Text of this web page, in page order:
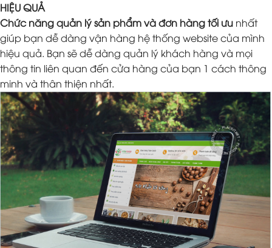
HIỆU QUẢ
Chức năng quản lý sản phẩm và đơn hàng tối ưu nhất
giúp bạn dễ dàng vận hàng hệ thống website của mình
hiệu quả. Bạn sẽ dễ dàng quản lý khách hàng và mọi
thông tin liên quan đến cửa hàng của bạn 1 cách thông
minh và thân thiện nhất.